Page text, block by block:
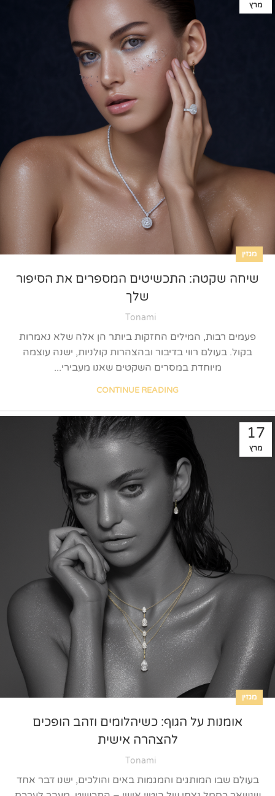
מרץ
מגזין
שיחה שקטה: התכשיטים המספרים את הסיפור
שלך
Tonami
פעמים רבות, המילים החזקות ביותר הן אלה שלא נאמרות
בקול. בעולם רווי בדיבור ובהצהרות קולניות, ישנה עוצמה
מיוחדת במסרים השקטים שאנו מעבירי...
CONTINUE READING
17
מרץ
מגזין
אומנות על הגוף: כשיהלומים וזהב הופכים
להצהרה אישית
Tonami
בעולם שבו המותגים והמגמות באים והולכים, ישנו דבר אחד